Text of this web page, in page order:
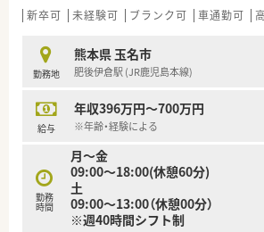
の方からのご応募も歓迎しています。
に寄り添った対応ができる方を求めます。
【法人特徴について】
幅広く展開している大手のチェーン企業で
■医療機関の開業支援も行うことで良好
■健康サポート薬局の届出数が全国1位の
献するかかりつけ薬局を目指しています。
【求人情報について】
■正社員での雇用形態となり、ご経験や
新卒可 未経験可 ブランク可 車通勤可
勤務地
熊本県 玉名市
肥後伊倉駅 (JR鹿児島本線)
給与
年収396万円～700万円
※年齢・経験による
勤務
時間
月～金
09:00～18:00(休憩60分)
土
09:00～13:00（休憩00分）
※週40時間シフト制